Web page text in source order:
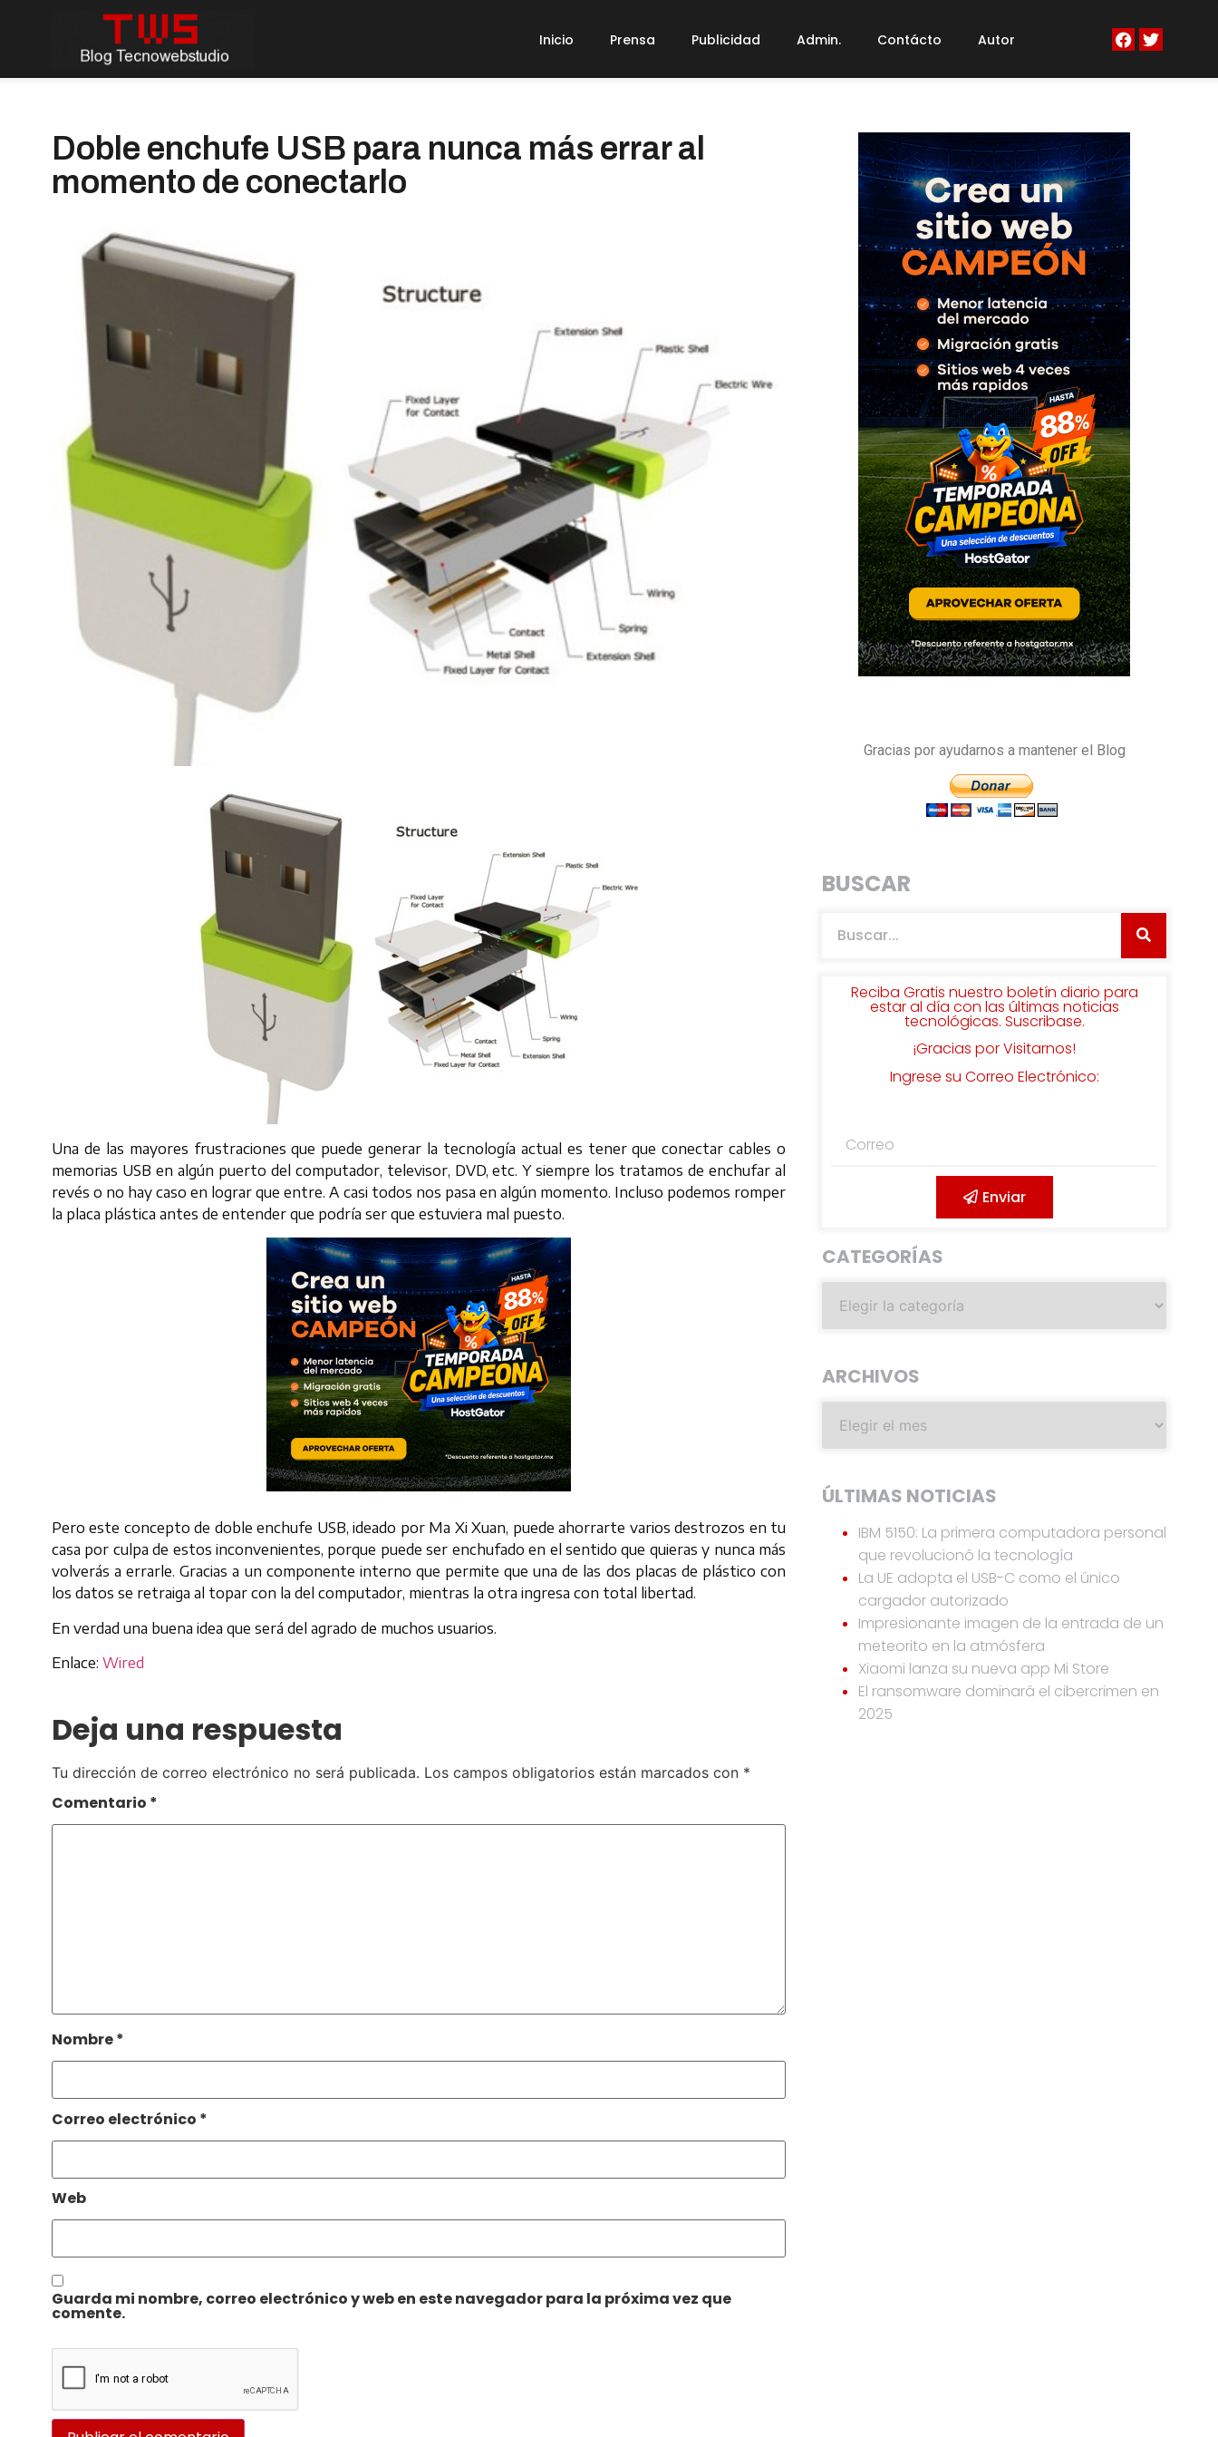
Inicio Prensa Publicidad Admin. Contácto Autor
Doble enchufe USB para nunca más errar al
momento de conectarlo
Una de las mayores frustraciones que puede generar la tecnología actual es tener que conectar cables o
memorias USB en algún puerto del computador, televisor, DVD, etc. Y siempre los tratamos de enchufar al
revés o no hay caso en lograr que entre. A casi todos nos pasa en algún momento. Incluso podemos romper
la placa plástica antes de entender que podría ser que estuviera mal puesto.
Pero este concepto de doble enchufe USB, ideado por Ma Xi Xuan, puede ahorrarte varios destrozos en tu
casa por culpa de estos inconvenientes, porque puede ser enchufado en el sentido que quieras y nunca más
volverás a errarle. Gracias a un componente interno que permite que una de las dos placas de plástico con
los datos se retraiga al topar con la del computador, mientras la otra ingresa con total libertad.
En verdad una buena idea que será del agrado de muchos usuarios.
Enlace: Wired
Deja una respuesta
Tu dirección de correo electrónico no será publicada. Los campos obligatorios están marcados con *
Comentario *
Nombre*
Correo electrónico *
Web
Guarda mi nombre, correo electrónico y web en este navegador para la próxima vez que
comente.
Gracias por ayudarnos a mantener el Blog
BUSCAR
Reciba Gratis nuestro boletín diario para
estar al día con las últimas noticias
tecnológicas. Suscribase.
¡Gracias por Visitarnos!
Ingrese su Correo Electrónico:
Enviar
CATEGORÍAS
ARCHIVOS
ÚLTIMAS NOTICIAS
IBM 5150: La primera computadora personal
que revolucionó la tecnología
La UE adopta el USB-C como el único
cargador autorizado
Impresionante imagen de la entrada de un
meteorito en la atmósfera
Xiaomi lanza su nueva app Mi Store
El ransomware dominará el cibercrimen en
2025